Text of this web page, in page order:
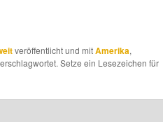
veröffentlicht und mitAmerika,
Setze ein Lesezeichen für